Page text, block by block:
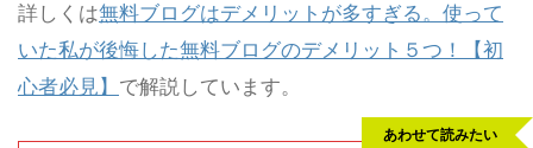
詳しくは無料ブログはデメリットが多すぎる。使って
いた私が後悔した無料ブログのデメリット５つ！【初
心者必見】 で解説しています。
あわせて読みたい